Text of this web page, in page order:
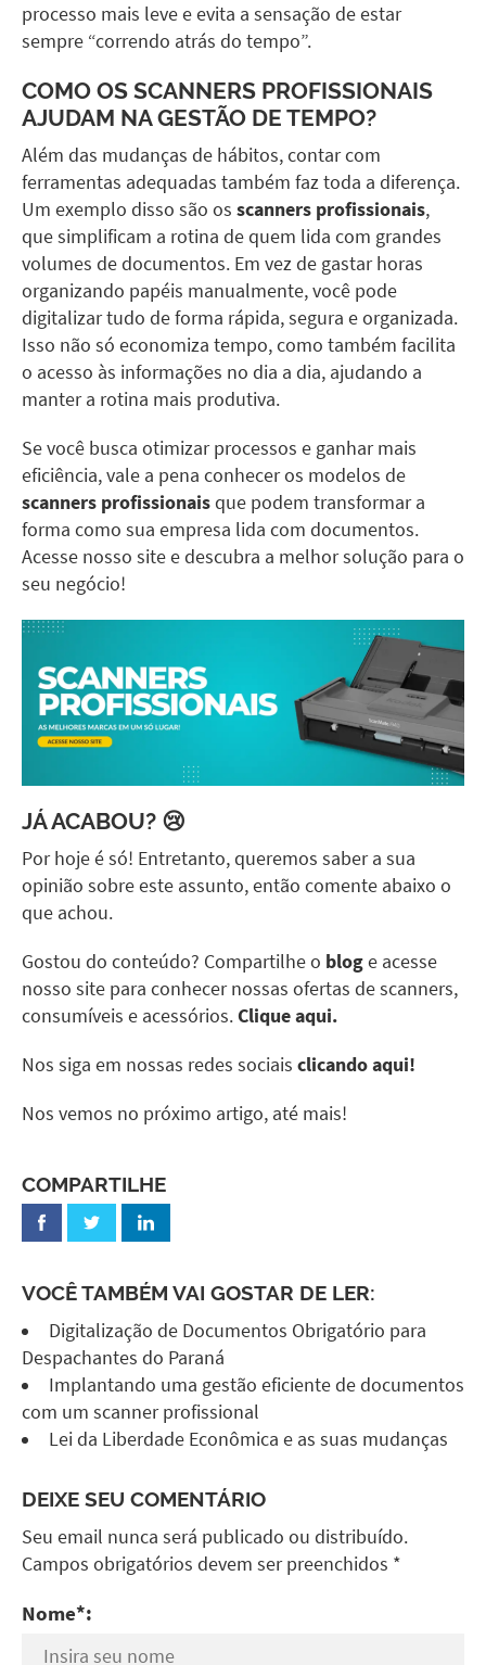
processo mais leve e evita a sensação de estar
sempre “correndo atrás do tempo”.
COMO OS SCANNERS PROFISSIONAIS
AJUDAM NA GESTÃO DE TEMPO?
Além das mudanças de hábitos, contar com
ferramentas adequadas também faz toda a diferença.
Um exemplo disso são os scanners profissionais,
que simplificam a rotina de quem lida com grandes
volumes de documentos. Em vez de gastar horas
organizando papéis manualmente, você pode
digitalizar tudo de forma rápida, segura e organizada.
Isso não só economiza tempo, como também facilita
o acesso às informações no dia a dia, ajudando a
manter a rotina mais produtiva.
Se você busca otimizar processos e ganhar mais
eficiência, vale a pena conhecer os modelos de
scanners profissionaisque podem transformar a
forma como sua empresa lida com documentos.
Acesse nosso sitee descubra a melhor solução para o
seu negócio!
JÁ ACABOU? 😢
Por hoje é só! Entretanto, queremos saber a sua
opinião sobre este assunto, então comente abaixo o
que achou.
Gostou do conteúdo? Compartilhe o bloge acesse
nosso site para conhecer nossas ofertas de scanners,
consumíveis e acessórios.Clique aqui.
Nos siga em nossas redes sociais clicando aqui!
Nos vemos no próximo artigo, até mais!
COMPARTILHE
VOCÊ TAMBÉM VAI GOSTAR DE LER:
Digitalização de Documentos Obrigatório para
Despachantes do Paraná
Implantando uma gestão eficiente de documentos
com um scanner profissional
Lei da Liberdade Econômica e as suas mudanças
DEIXE SEU COMENTÁRIO
Seu email nunca será publicado ou distribuído.
Campos obrigatórios devem ser preenchidos *
Nome*: